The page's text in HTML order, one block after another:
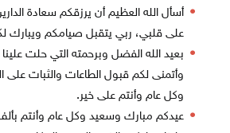
أسأل الله العظيم أن يرزقكم سعادة
على قلبي، ربي يتقبل صيامكم ويبارك
بعيد الله الفضل وبرحمته التي حلت
وأتمنى لكم قبول الطاعات والثبات على
وكل عام وأنتم على خير.
عيدكم مبارك وسعيد وكل عام وأنتم بألف